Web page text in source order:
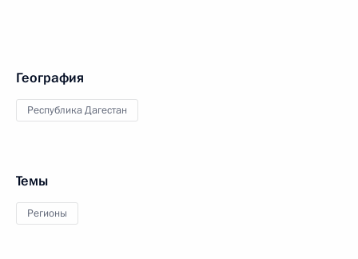
География
Республика Дагестан
Темы
Регионы